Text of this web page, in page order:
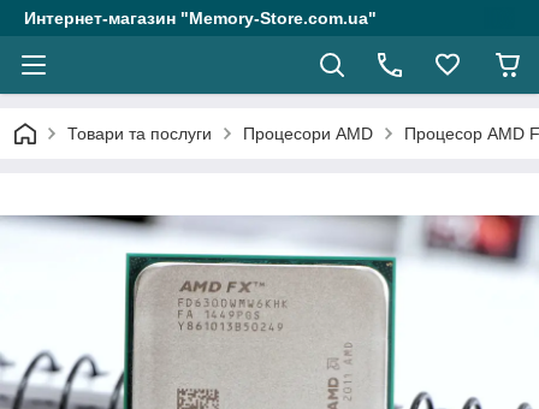
Интернет-магазин "Memory-Store.com.ua"
Товари та послуги Процесори AMD Процесор AMD